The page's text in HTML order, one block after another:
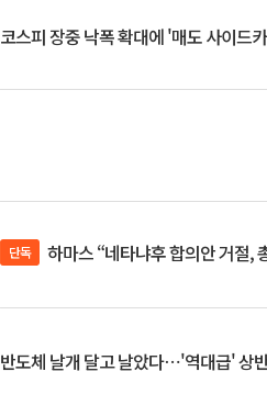
코스피 장중 낙폭 확대에 '매도 사이드
단독 하마스 “네타냐후 합의안 거절,
반도체 날개 달고 날았다⋯'역대급' 상